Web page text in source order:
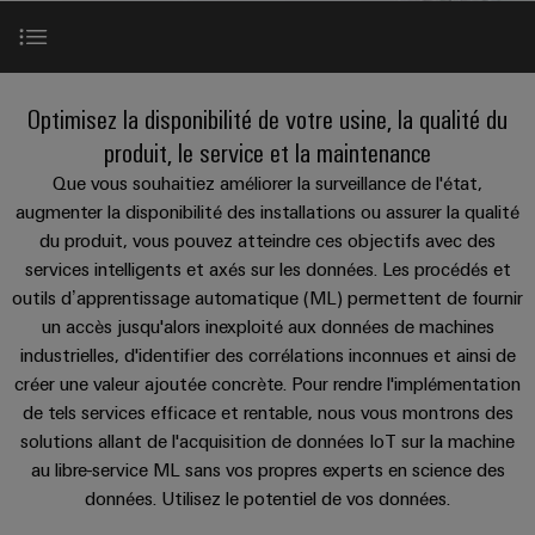
expérimentées.
Centre
de
données
Solutions
et
produits
pour
les
centres
de
données
efficaces,
fiables,
évolutifs
IN
Microréseaux
DC
u-
OS
edge
computing
5G
industrielle
Single
Pair
Blocs
de
jonction
enfichables
pour
circuit
imprimé
et
connecteurs
pour
circuit
imprimé
Systèmes
de
spécifiques
Service
de
livraison
rapide
Services
de
conseil
et
d'ingénierie
numérique
SERVICES
Société
Faits
et
chiffres
Durabilité
Conformité
Sites
Informations
et
certificats
de
gestion
À propos de nous
Weidmüller
AG
Comment
nous
trouver
Nouvelles
Les
succès
de
nos
clients
PRObas
Aktionen
ALL
SERVICES
INSTA
POWER
Aktionen
PRO
ECO
II
Aktionen
Energy
Meter
Aktionen
Steuerstromverteilung
Aktionen
Promotions
Global
Applications
Notre portefeuille
Références
Compléments parfaits
Optimisez la disponibilité de votre usine, la qualité du
produit, le service et la maintenance
Que vous souhaitiez améliorer la surveillance de l'état,
augmenter la disponibilité des installations ou assurer la qualité
du produit, vous pouvez atteindre ces objectifs avec des
services intelligents et axés sur les données. Les procédés et
outils d’apprentissage automatique (ML) permettent de fournir
un accès jusqu'alors inexploité aux données de machines
industrielles, d'identifier des corrélations inconnues et ainsi de
créer une valeur ajoutée concrète. Pour rendre l'implémentation
de tels services efficace et rentable, nous vous montrons des
solutions allant de l'acquisition de données IoT sur la machine
au libre-service ML sans vos propres experts en science des
données. Utilisez le potentiel de vos données.